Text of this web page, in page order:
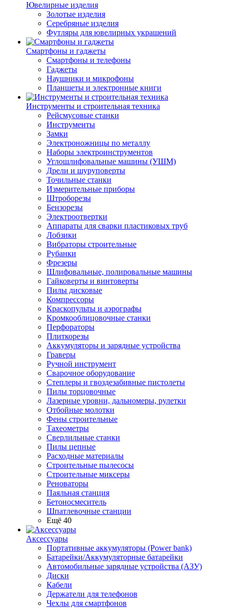
Ювелирные изделия
Золотые изделия
Серебряные изделия
Футляры для ювелирных украшений
Смартфоны и гаджеты
Смартфоны и телефоны
Гаджеты
Наушники и микрофоны
Планшеты и электронные книги
Инструменты и строительная техника
Рейсмусовые станки
Инструменты
Замки
Электроножницы по металлу
Наборы электроинструментов
Углошлифовальные машины (УШМ)
Дрели и шуруповерты
Точильные станки
Измерительные приборы
Штроборезы
Бензорезы
Электроотвертки
Аппараты для сварки пластиковых труб
Лобзики
Вибраторы строительные
Рубанки
Фрезеры
Шлифовальные, полировальные машины
Гайковерты и винтоверты
Пилы дисковые
Компрессоры
Краскопульты и аэрографы
Кромкооблицовочные станки
Перфораторы
Плиткорезы
Аккумуляторы и зарядные устройства
Граверы
Ручной инструмент
Сварочное оборудование
Степлеры и гвоздезабивные пистолеты
Пилы торцовочные
Лазерные уровни, дальномеры, рулетки
Отбойные молотки
Фены строительные
Тахеометры
Сверлильные станки
Пилы цепные
Расходные материалы
Строительные пылесосы
Строительные миксеры
Реноваторы
Паяльная станция
Бетоносмеситель
Шпатлевочные станции
Ещё 40
Аксессуары
Портативные аккумуляторы (Power bank)
Батарейки/Аккумуляторные батарейки
Автомобильные зарядные устройства (АЗУ)
Диски
Кабели
Держатели для телефонов
Чехлы для смартфонов